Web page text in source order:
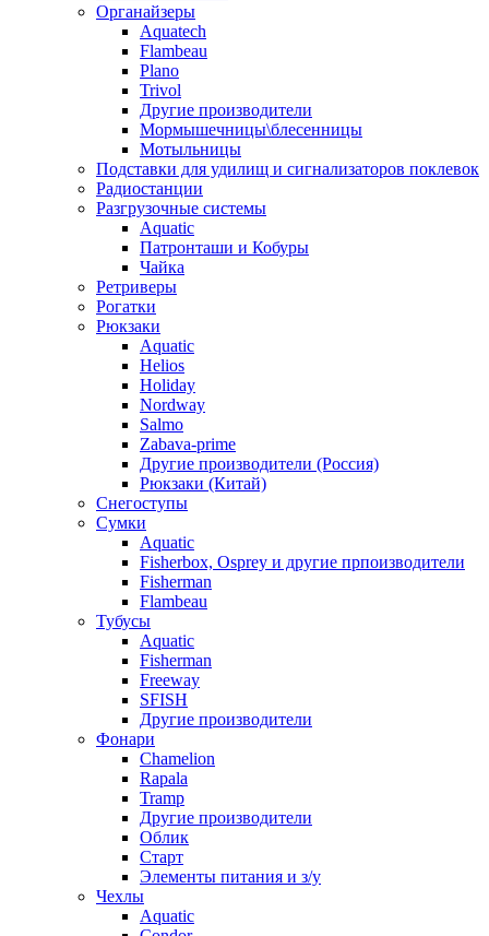
Органайзеры
Aquatech
Flambeau
Plano
Trivol
Другие производители
Мормышечницы\блесенницы
Мотыльницы
Подставки для удилищ и сигнализаторов поклевок
Радиостанции
Разгрузочные системы
Aquatic
Патронташи и Кобуры
Чайка
Ретриверы
Рогатки
Рюкзаки
Aquatic
Helios
Holiday
Nordway
Salmo
Zabava-prime
Другие производители (Россия)
Рюкзаки (Китай)
Снегоступы
Сумки
Aquatic
Fisherbox, Osprey и другие прпоизводители
Fisherman
Flambeau
Тубусы
Aquatic
Fisherman
Freeway
SFISH
Другие производители
Фонари
Chamelion
Rapala
Tramp
Другие производители
Облик
Старт
Элементы питания и з/у
Чехлы
Aquatic